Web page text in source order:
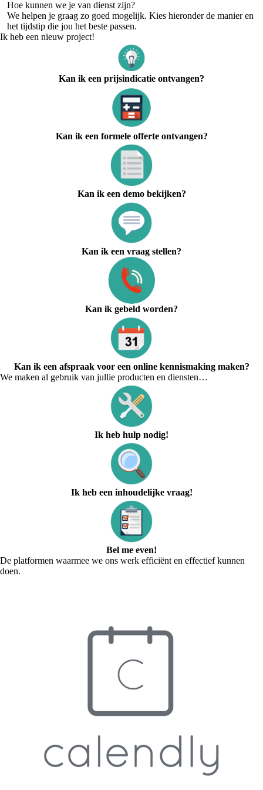
Startup
Hoe kunnen we je van dienst zijn?
We helpen je graag zo goed mogelijk. Kies hieronder de manier en
het tijdstip die jou het beste passen.
Ik heb een nieuw project!
Kan ik een prijsindicatie ontvangen?
Kan ik een formele offerte ontvangen?
Kan ik een demo bekijken?
Kan ik een vraag stellen?
Kan ik gebeld worden?
Kan ik een afspraak voor een online kennismaking maken?
We maken al gebruik van jullie producten en diensten…
Ik heb hulp nodig!
Ik heb een inhoudelijke vraag!
Bel me even!
De platformen waarmee we ons werk efficiënt en effectief kunnen
doen.